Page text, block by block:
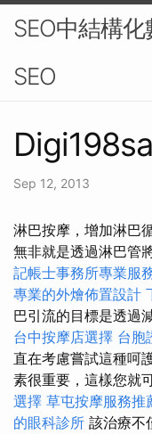
SEO中結構
SEO
Sep 12, 2013
淋巴按摩，增加淋巴
無非就是透過淋巴管
記帳士事務所專業服
專業的外燴佈置設計
巴引流的目標是透過
台中按摩店選擇 台胞
直在考慮嘗試這種呵
素很重要，這樣您就
選擇 草屯按摩服務推
的眼科診所 該治療不